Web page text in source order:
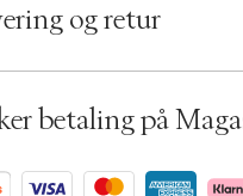
3272340022470
06802393
og retur
betaling på